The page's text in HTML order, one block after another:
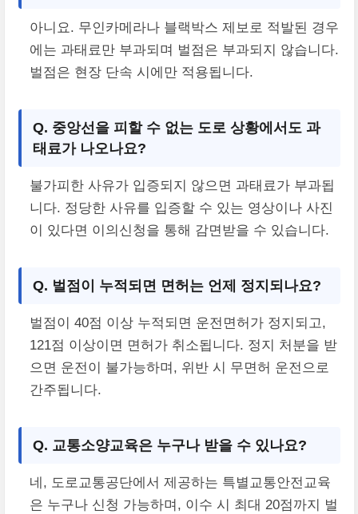
아니요. 무인카메라나 블랙박스 제보로 적발된 경우
에는 과태료만 부과되며 벌점은 부과되지 않습니다.
벌점은 현장 단속 시에만 적용됩니다.
Q. 중앙선을 피할 수 없는 도로 상황에서도 과
태료가 나오나요?
불가피한 사유가 입증되지 않으면 과태료가 부과됩
니다. 정당한 사유를 입증할 수 있는 영상이나 사진
이 있다면 이의신청을 통해 감면받을 수 있습니다.
Q. 벌점이 누적되면 면허는 언제 정지되나요?
벌점이 40점 이상 누적되면 운전면허가 정지되고,
121점 이상이면 면허가 취소됩니다. 정지 처분을 받
으면 운전이 불가능하며, 위반 시 무면허 운전으로
간주됩니다.
Q. 교통소양교육은 누구나 받을 수 있나요?
네, 도로교통공단에서 제공하는 특별교통안전교육
은 누구나 신청 가능하며, 이수 시 최대 20점까지 벌